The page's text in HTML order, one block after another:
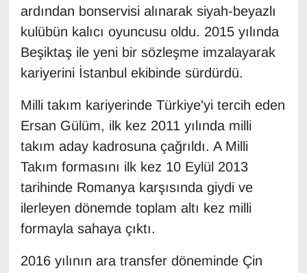
ardından bonservisi alınarak siyah-beyazlı
kulübün kalıcı oyuncusu oldu. 2015 yılında
Beşiktaş ile yeni bir sözleşme imzalayarak
kariyerini İstanbul ekibinde sürdürdü.
Milli takım kariyerinde Türkiye'yi tercih eden
Ersan Gülüm, ilk kez 2011 yılında milli
takım aday kadrosuna çağrıldı. A Milli
Takım formasını ilk kez 10 Eylül 2013
tarihinde Romanya karşısında giydi ve
ilerleyen dönemde toplam altı kez milli
formayla sahaya çıktı.
2016 yılının ara transfer döneminde Çin
POLİTİKA
Resmi İlanlar
RÖPORTAJ
SAĞLIK
Seri İlan
SİYASET